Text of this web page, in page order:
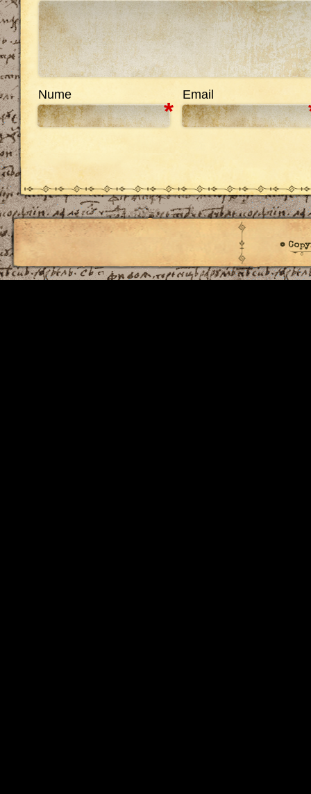
Nume
*
Email
©